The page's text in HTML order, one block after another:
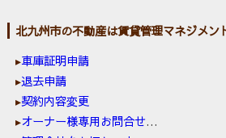
北九州市の不動産は賃貸管理マネジメン
車庫証明申請
退去申請
契約内容変更
オーナー様専用お問合せ窓口